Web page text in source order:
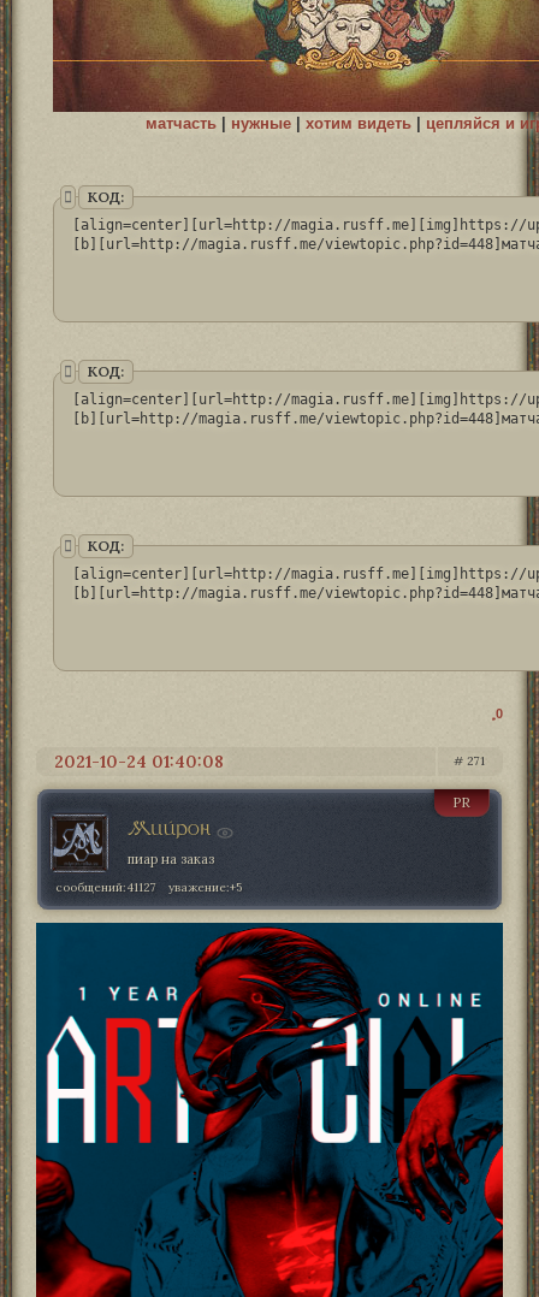
матчасть| нужные| хотим видеть| цепляйся и
КОД:
[align=center][url=http://magia.rusff.me][img]https://
[b][url=http://magia.rusff.me/
КОД:
[align=center][url=http://magia.rusff.me][img]https://
[b][url=http://magia.rusff.me/
КОД:
[align=center][url=http://magia.rusff.me][img]https://
[b][url=http://magia.rusff.me/
0
271
2021-10-24 01:40:08
Мийрон
PR
пиар на заказ
сообщений:41127 уважение:+5